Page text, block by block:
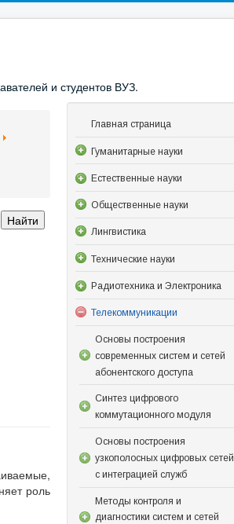
и студентов ВУЗ.
роль
Главная страница
Гуманитарные науки
Естественные науки
Общественные науки
Лингвистика
Технические науки
Радиотехника и Электроника
Телекоммуникации
Основы построения
современных систем и сетей
абонентского доступа
Синтез цифрового
коммутационного модуля
Основы построения
узкополосных цифровых сетей
с интеграцией служб
Методы контроля и
диагностики систем и сетей